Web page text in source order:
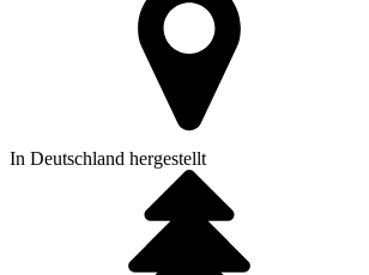
In Deutschland hergestellt